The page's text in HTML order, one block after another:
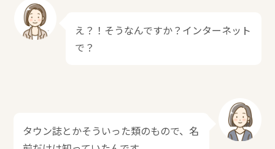
え？！そうなんですか？インターネット
で？
タウン誌とかそういった類のもので、名